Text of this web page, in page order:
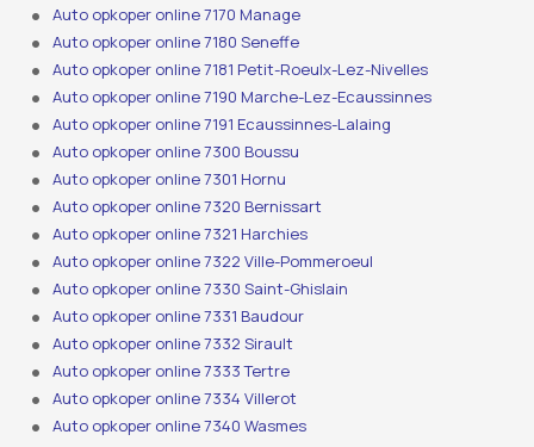
Auto opkoper online 7170 Manage
Auto opkoper online 7180 Seneffe
Auto opkoper online 7181 Petit-Roeulx-Lez-Nivelles
Auto opkoper online 7190 Marche-Lez-Ecaussinnes
Auto opkoper online 7191 Ecaussinnes-Lalaing
Auto opkoper online 7300 Boussu
Auto opkoper online 7301 Hornu
Auto opkoper online 7320 Bernissart
Auto opkoper online 7321 Harchies
Auto opkoper online 7322 Ville-Pommeroeul
Auto opkoper online 7330 Saint-Ghislain
Auto opkoper online 7331 Baudour
Auto opkoper online 7332 Sirault
Auto opkoper online 7333 Tertre
Auto opkoper online 7334 Villerot
Auto opkoper online 7340 Wasmes